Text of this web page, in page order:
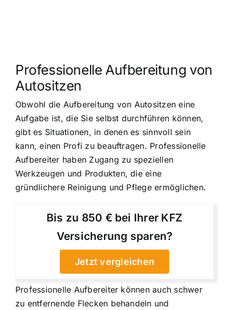
Professionelle Aufbereitung von
Autositzen
Obwohl die Aufbereitung von Autositzen eine
Aufgabe ist, die Sie selbst durchführen können,
gibt es Situationen, in denen es sinnvoll sein
kann, einen Profi zu beauftragen. Professionelle
Aufbereiter haben Zugang zu speziellen
Werkzeugen und Produkten, die eine
gründlichere Reinigung und Pflege ermöglichen.
Bis zu 850 € bei Ihrer KFZ
Versicherung sparen?
Jetzt vergleichen
Professionelle Aufbereiter können auch schwer
zu entfernende Flecken behandeln und